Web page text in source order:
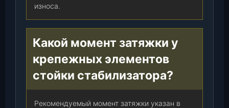
)
износа.
Какой момент затяжки у
крепежных элементов
стойки стабилизатора?
Рекомендуемый момент затяжки указан в